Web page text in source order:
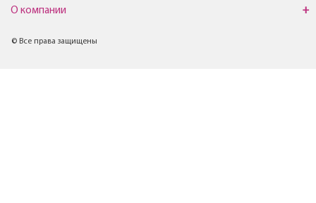
О компании
© Все права защищены